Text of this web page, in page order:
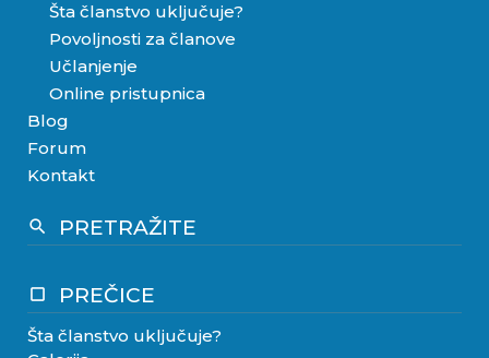
Šta članstvo uključuje?
Povoljnosti za članove
Učlanjenje
Online pristupnica
Blog
Forum
Kontakt
search PRETRAŽITE
crop_square PREČICE
Šta članstvo uključuje?